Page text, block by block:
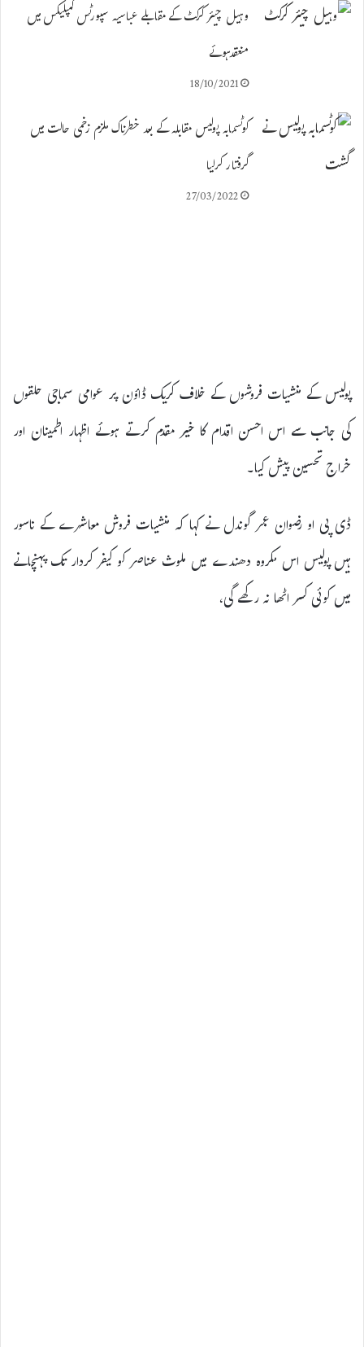
وہیل چیئر کرکٹ کے مقابلے عباسیہ سپورٹس کمپلیکس میں
منعقدہوئے
18/10/2021
کوٹسمابہ پولیس مقابلہ کے بعد خطرناک ملزم زخمی حالت میں
گرفتار کرلیا
27/03/2022
پولیس کے منشیات فروشوں کے خلاف کریک ڈاؤن پر عوامی سماجی حلقوں
کی جانب سے اس احسن اقدام کا خیر مقدم کرتے ہوئے اظہار اطمینان اور
خراج تحسین پیش کیا۔
ڈی پی او رضوان عمر گوندل نے کہا کہ منشیات فروش معاشرے کے ناسور
ہیں پولیس اس مکروہ دھندے میں ملوث عناصر کو کیفر کردار تک پہنچانے
میں کوئی کسر اٹھا نہ رکھے گی،